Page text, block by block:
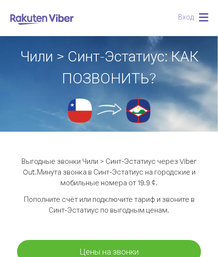
Вход
Чили > Синт-Эстатиус: КАК
ПОЗВОНИТЬ?
Выгодные звонки Чили > Синт-Эстатиус через Viber
Out.Минута звонка в Синт-Эстатиус на городские и
мобильные номера от 19.9 ¢.
Пополните счёт или подключите тариф и звоните в
Синт-Эстатиус по выгодным ценам.
Цены на звонки